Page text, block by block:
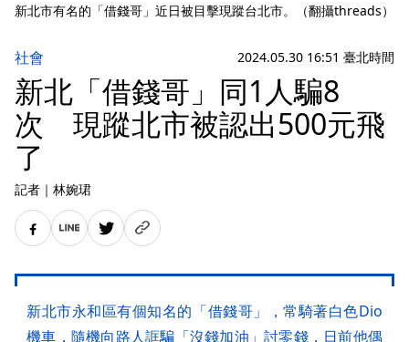
新北市有名的「借錢哥」近日被目擊現蹤台北市。（翻攝threads）
社會 2024.05.30 16:51 臺北時間
新北「借錢哥」同1人騙8
次 現蹤北市被認出500元飛
了
記者 ｜ 林婉珺
新北市永和區有個知名的「借錢哥」，常騎著白色Dio
機車，隨機向路人誆騙「沒錢加油」討零錢，日前他偶